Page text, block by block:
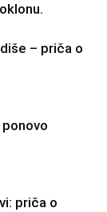
– priča o
ponovo
priča o